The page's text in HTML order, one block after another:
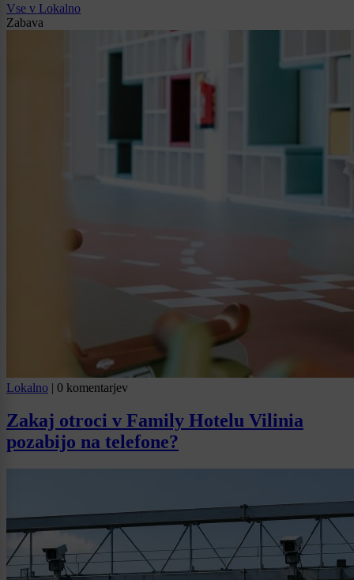
Vse v Lokalno
Zabava
Lokalno | 0 komentarjev
Zakaj otroci v Family Hotelu Vilinia
pozabijo na telefone?